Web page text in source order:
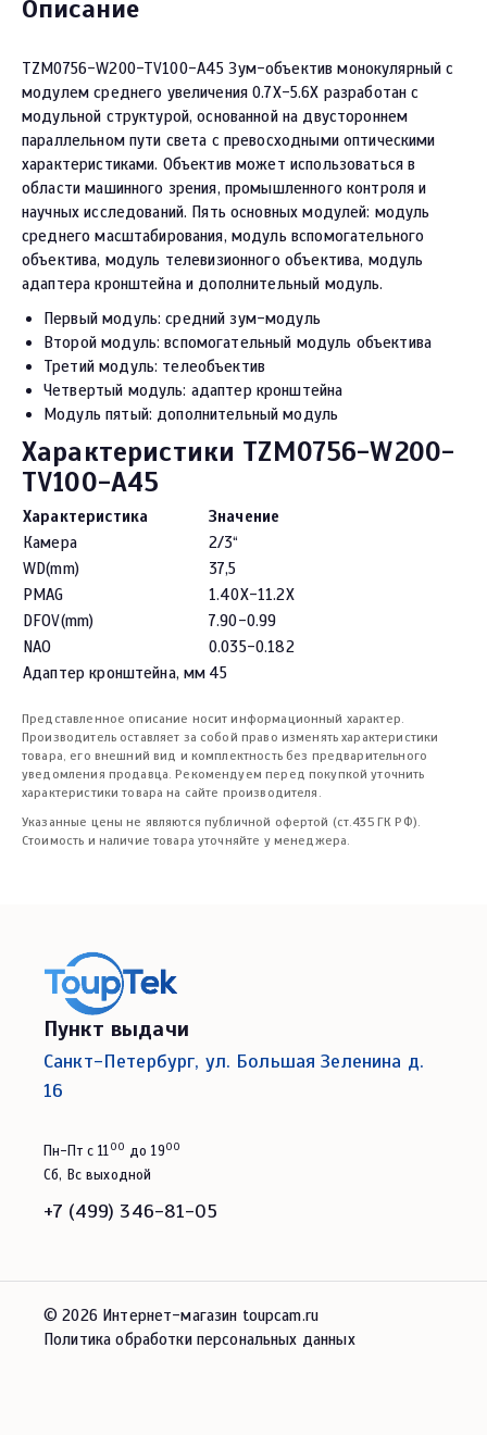
Описание
TZM0756-W200-TV100-A45 Зум-объектив монокулярный с
модулем среднего увеличения 0.7X-5.6X разработан с
модульной структурой, основанной на двустороннем
параллельном пути света с превосходными оптическими
характеристиками. Объектив может использоваться в
области машинного зрения, промышленного контроля и
научных исследований. Пять основных модулей: модуль
среднего масштабирования, модуль вспомогательного
объектива, модуль телевизионного объектива, модуль
адаптера кронштейна и дополнительный модуль.
Первый модуль: средний зум-модуль
Второй модуль: вспомогательный модуль объектива
Третий модуль: телеобъектив
Четвертый модуль: адаптер кронштейна
Модуль пятый: дополнительный модуль
Характеристики TZM0756-W200-
TV100-A45
Характеристика
Значение
Камера
2/3“
WD(mm)
37,5
PMAG
1.40X-11.2X
DFOV(mm)
7.90-0.99
NAO
0.035-0.182
Адаптер кронштейна, мм 45
Представленное описание носит информационный характер.
Производитель оставляет за собой право изменять характеристики
товара, его внешний вид и комплектность без предварительного
уведомления продавца. Рекомендуем перед покупкой уточнить
характеристики товара на сайте производителя.
Указанные цены не являются публичной офертой (ст.435 ГК РФ).
Стоимость и наличие товара уточняйте у менеджера.
Пункт выдачи
Санкт-Петербург, ул. Большая Зеленина д.
16
Пн-Пт с 1100 до 1900
Сб, Вс выходной
+7 (499) 346-81-05
© 2026 Интернет-магазин toupcam.ru
Политика обработки персональных данных